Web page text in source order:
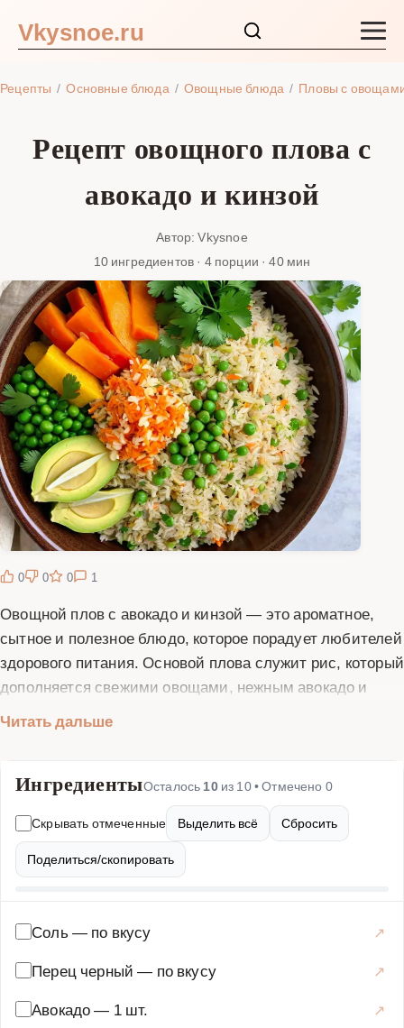
Vkysnoe.ru
Рецепты Основные блюда Овощные блюда Пловы с
Рецепт овощного плова с
авокадо и кинзой
Автор: Vkysnoe
10 ингредиентов · 4 порции · 40 мин
0 0 0 1
Овощной плов с авокадо и кинзой — это ароматное,
сытное и полезное блюдо, которое порадует любителей
здорового питания. Основой плова служит рис, который
дополняется свежими овощами, нежным авокадо и
текстуру и насыщенный вкус, а кинза добавляет
подходит для тех, кто следит за своим питанием и
предпочитает легкие, но питательные блюда.
Приготовление овощного плова не требует много
времени и усилий, а результат превосходит все
ожидания. Блюдо можно подавать как основное или в
это отличный вариант для обеда или ужина, который
Попробуйте этот рецепт, и вы убедитесь, что здоровое
питание может быть вкусным и разнообразным.
Читать дальше
ИнгредиентыОсталось 10из 10• Отмечено 0
Скрывать отмеченные Выделить всё Сбросить
Поделиться/скопировать
Соль — по вкусу
Перец черный — по вкусу
Авокадо— 1 шт.